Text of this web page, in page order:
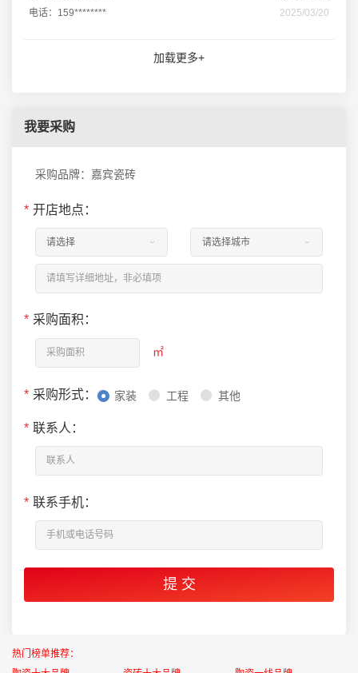
电话：159********
2025/03/20
加载更多+
我要采购
采购品牌：嘉宾瓷砖
* 开店地点：
* 采购面积：
㎡
* 采购形式： 家装 工程 其他
* 联系人：
* 联系手机：
热门榜单推荐：